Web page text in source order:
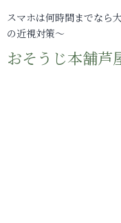
スマホは何時間までなら
の近視対策～
おそうじ本舗芦